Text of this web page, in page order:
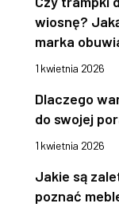
wiosnę?
marka
1 kwietnia 2026
Dlaczego
do swojej
1 kwietnia 2026
Jakie są
poznać